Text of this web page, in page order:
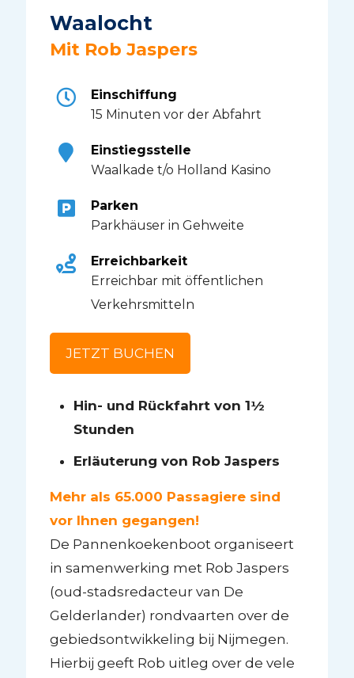
Waalocht
Mit Rob Jaspers
Einschiffung
15 Minuten vor der Abfahrt
Einstiegsstelle
Waalkade t/o Holland Kasino
Parken
Parkhäuser in Gehweite
Erreichbarkeit
Erreichbar mit öffentlichen
Verkehrsmitteln
JETZT BUCHEN
Hin- und Rückfahrt von 1½
Stunden
Erläuterung von Rob Jaspers
Mehr als 65.000 Passagiere sind
vor Ihnen gegangen!
De Pannenkoekenboot organiseert
in samenwerking met Rob Jaspers
(oud-stadsredacteur van De
Gelderlander) rondvaarten over de
gebiedsontwikkeling bij Nijmegen.
Hierbij geeft Rob uitleg over de vele